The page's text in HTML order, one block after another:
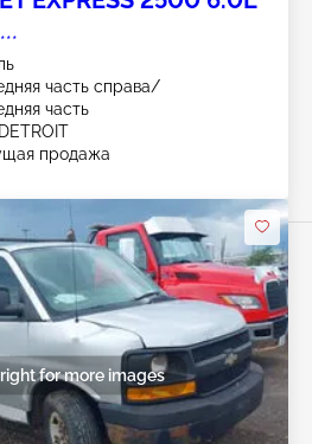
часть справа/
часть
продажа
for more images